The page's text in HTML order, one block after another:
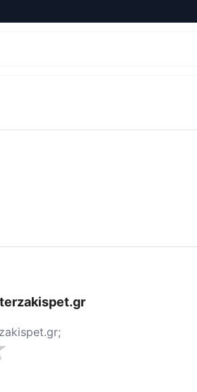
terzakispet.gr
;